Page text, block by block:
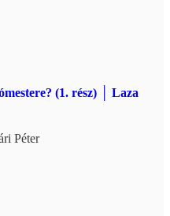
(1. rész) │ Laza
Péter